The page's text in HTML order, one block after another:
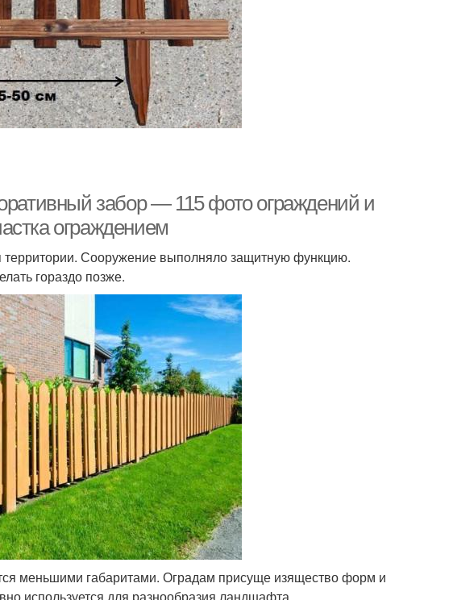
забор — 115 фото ограждений и
ограждением
территории. Сооружение выполняло защитную функцию.
гораздо позже.
меньшими габаритами. Оградам присуще изящество форм и